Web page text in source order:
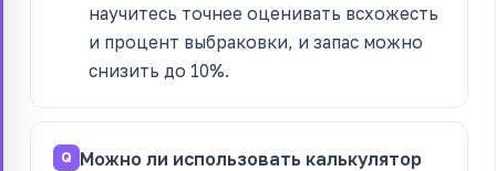
научитесь точнее оценивать всхожесть
и процент выбраковки, и запас можно
снизить до 10%.
Можно ли использовать калькулятор